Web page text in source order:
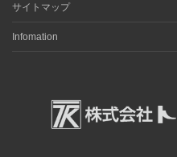
サイトマップ
Infomation